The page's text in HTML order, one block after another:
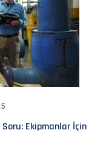
Ekipmanlar İçin